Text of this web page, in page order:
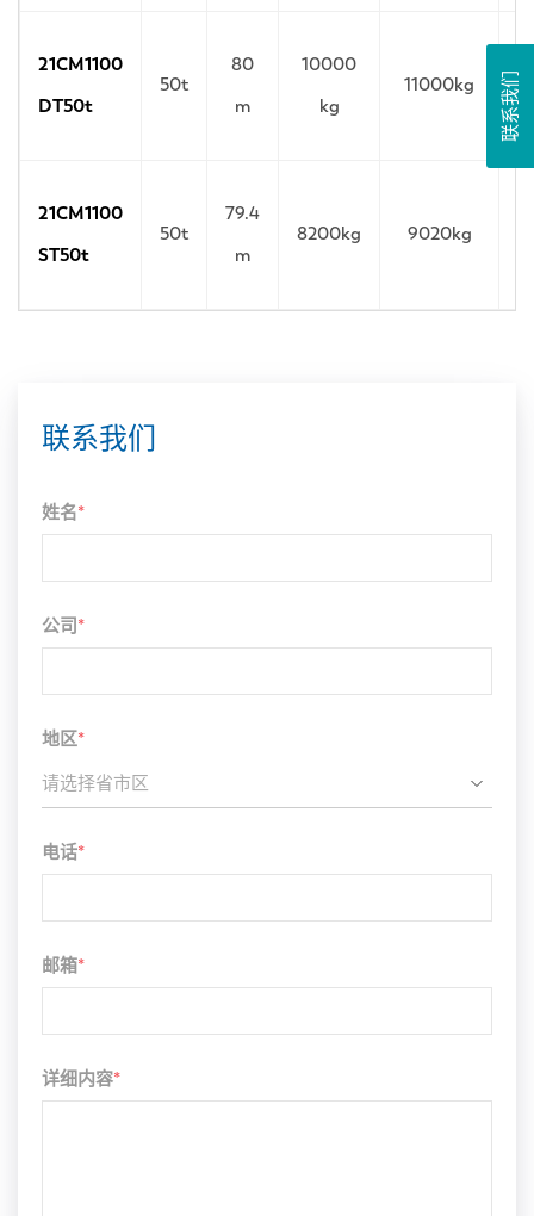
21CM1100
DT50t
50t
80
m
10000
kg
11000kg
21CM1100
ST50t
50t
79.4
m
8200kg 9020kg
联系我们
姓名*
公司 *
地区*
请选择省市区
电话*
邮箱*
详细内容*
联系我们